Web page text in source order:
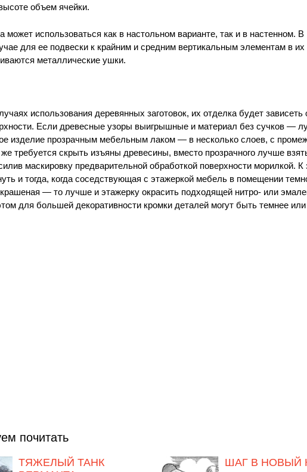
объем ячейки.
может использоваться как в настольном варианте, так и в настенном. В
для ее подвески к крайним и средним вертикальным элементам в их
металлические ушки.
использования деревянных заготовок, их отделка будет зависеть
Если древесные узоры выигрышные и материал без сучков —
изделие прозрачным мебельным лаком — в несколько слоев, с
требуется скрыть изъяны древесины, вместо прозрачного лучше
маскировку предварительной обработкой поверхности морилкой. К
и тогда, когда соседствующая с этажеркой мебель в помещении
— то лучше и этажерку окрасить подходящей нитро- или
для большей декоративности кромки деталей могут быть темнее
почитать
ТЯЖЕЛЫЙ ТАНК
ШАГ В НОВЫЙ